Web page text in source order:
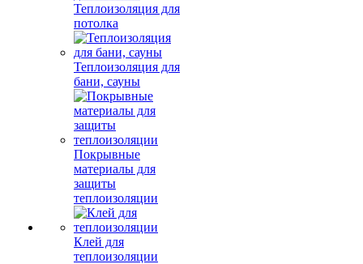
Теплоизоляция для
потолка
Теплоизоляция для
бани, сауны
Покрывные
материалы для
защиты
теплоизоляции
Клей для
теплоизоляции